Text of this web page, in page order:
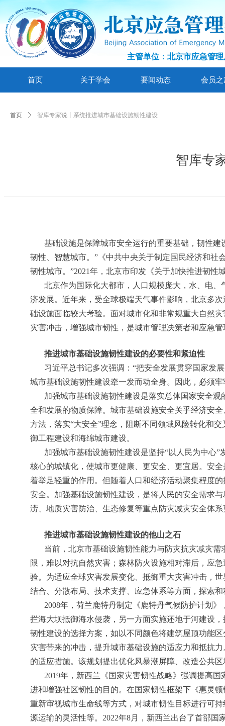
主管单位：北京市应急管理
首页 关于学会 要闻动态 会员之
智库专
基础设施是保障城市安全运行的重要基础，韧性
韧性、智慧城市。”《中共中央关于制定国民经济和社
韧性城市。”2021年，北京市印发《关于加快推进韧
北京作为国际化大都市，人口规模庞大，水、电
济发展。近年来，受全球极端天气事件影响，北京多
础设施面临较大考验。面对城市化和非常规重大自然
灾害冲击，增强城市韧性，是城市管理决策者和应急
推进城市基础设施韧性建设的必要性和紧迫性
习近平总书记多次强调：“把安全发展贯穿国家发
城市基础设施韧性建设牵一发而动全身。因此，必须
加强城市基础设施韧性建设是落实总体国家安全
全和发展的物质保障。城市基础设施安全关乎经济安
方法，落实“大安全”理念，阻断不同领域风险转化和
御工程建设和海绵城市建设。
加强城市基础设施韧性建设是坚持“以人民为中心
核心的城镇化，使城市更健康、更安全、更宜居。安
着举足轻重的作用。但随着人口和经济活动聚集程度
安全。加强基础设施韧性建设，是将人民的安全需求
涝、地质灾害防治、生态修复等重点防灾减灾安全体
推进城市基础设施韧性建设的他山之石
当前，北京市基础设施韧性能力与防灾抗灾减灾
限，难以对抗自然灾害；森林防火设施相对滞后，应
验。为适应全球灾害发展变化、抵御重大灾害冲击，
结合、分散布局、技术支撑、应急体系等方面，探索
2008年，荷兰鹿特丹制定《鹿特丹气候防护计划
拦海大坝抵御海水侵袭，另一方面实施还地于河建设
韧性建设的选择方案，如以不同颜色将建筑屋顶功能
灾害带来的冲击，提升城市基础设施的适应力和抵抗
的适应措施。该规划提出优化风暴潮屏障、改造公共
2019年，新西兰《国家灾害韧性战略》强调提高
进和增强社区韧性的目的。在国家韧性框架下《惠灵
重新审视城市生命线等方式，对城市韧性目标进行可
源运输的灵活性等。2022年8月，新西兰出台了首部
首页 ꄲ 智库专家说丨系统推进城市基础设施韧性建设